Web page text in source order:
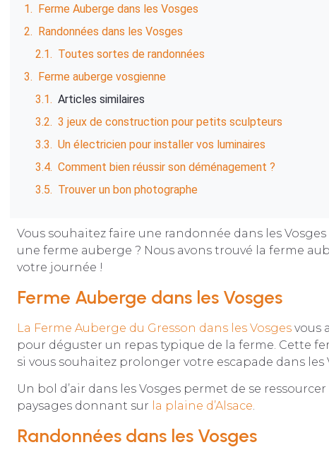
Ferme Auberge dans les Vosges
Randonnées dans les Vosges
Toutes sortes de randonnées
Ferme auberge vosgienne
Articles similaires
3 jeux de construction pour petits sculpteurs
Un électricien pour installer vos luminaires
Comment bien réussir son déménagement ?
Trouver un bon photographe
Vous souhaitez faire une randonnée dans les
une ferme auberge ? Nous avons trouvé la ferme
votre journée !
Ferme Auberge dans les Vosges
La Ferme Auberge du Gresson dans les Vosgesvous
pour déguster un repas typique de la ferme. Cette
si vous souhaitez prolonger votre escapade dans les
Un bol d’air dans les Vosges permet de se
paysages donnant sur la plaine d’Alsace.
Randonnées dans les Vosges